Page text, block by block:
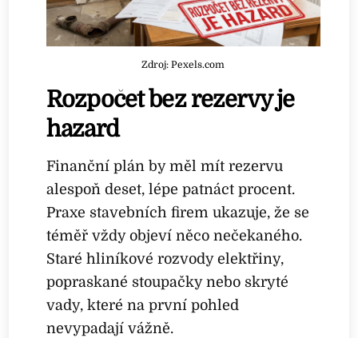
Zdroj: Pexels.com
Rozpočet bez rezervy je
hazard
Finanční plán by měl mít rezervu
alespoň deset, lépe patnáct procent.
Praxe stavebních firem ukazuje, že se
téměř vždy objeví něco nečekaného.
Staré hliníkové rozvody elektřiny,
popraskané stoupačky nebo skryté
vady, které na první pohled
nevypadají vážně.